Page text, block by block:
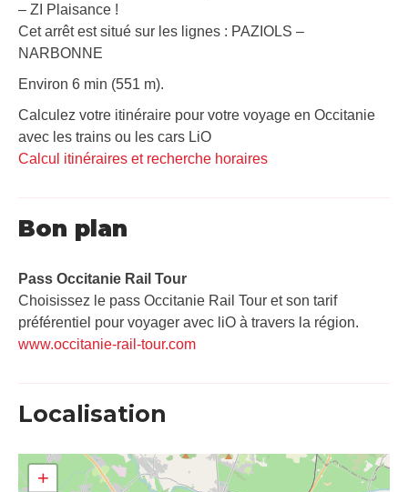
– ZI Plaisance !
Cet arrêt est situé sur les lignes : PAZIOLS –
NARBONNE
Environ 6 min (551 m).
Calculez votre itinéraire pour votre voyage en Occitanie
avec les trains ou les cars LiO
Calcul itinéraires et recherche horaires
Bon plan
Pass Occitanie Rail Tour​
Choisissez le pass Occitanie Rail Tour et son tarif
préférentiel pour voyager avec liO à travers la région.
www.occitanie-rail-tour.com
Localisation
+